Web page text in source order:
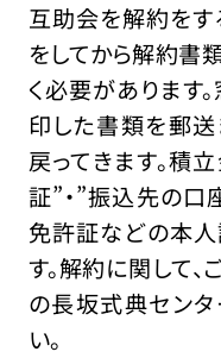
互助会を解約をす
をしてから解約書
く必要があります
印した書類を郵
戻ってきます。積
証”・”振込先の口
免許証などの本
す。解約に関して
の長坂式典センタ
い。